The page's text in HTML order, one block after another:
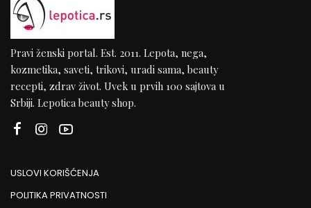
Pravi ženski portal. Est. 2011. Lepota, nega,
kozmetika, saveti, trikovi, uradi sama, beauty
recepti, zdrav život. Uvek u prvih 100 sajtova u
Srbiji. Lepotica beauty shop.
USLOVI KORIŠĆENJA
POLITIKA PRIVATNOSTI